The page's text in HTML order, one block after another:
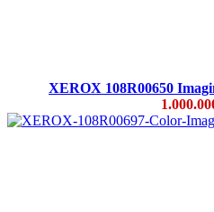
XEROX 108R00650